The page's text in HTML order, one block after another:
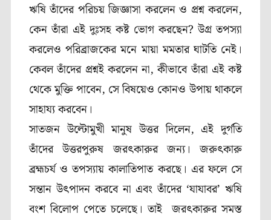
ঋষি তাঁদের পরিচয় জিজ্ঞাসা করলেন ও প্রশ্ন করলেন,
কেন তাঁরা এই দুঃসহ কষ্ট ভোগ করছেন? উগ্র তপস্যা
করলেও পরিব্রাজকের মনে মায়া মমতার ঘাটতি নেই।
কেবল তাঁদের প্রশ্নই করলেন না, কীভাবে তাঁরা এই কষ্ট
থেকে মুক্তি পাবেন, সে বিষয়েও কোনও উপায় থাকলে
সাহায্য করবেন।
সাতজন উল্টোমুখী মানুষ উত্তর দিলেন, এই দুর্গতি
তাঁদের উত্তরপুরুষ জরৎকারুর জন্য। জরুৎকারু
ব্রহ্মচর্য ও তপস্যায় কালাতিপাত করছে। এর ফলে সে
সন্তান উৎপাদন করবে না এবং তাঁদের ‘যাযাবর’ ঋষি
বংশ বিলোপ পেতে চলেছে। তাই জরৎকারুর সমস্ত